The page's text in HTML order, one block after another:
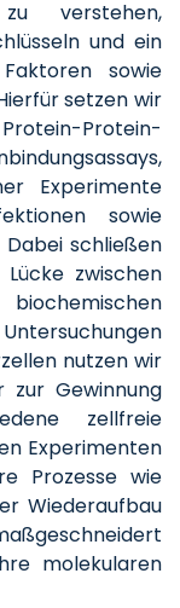
verstehen,
und ein
sowie
setzen wir
Protein-
Experimente
sowie
schließen
zwischen
nutzen wir
zur Gewinnung
zellfreie
Experimenten
Prozesse wie
Wiederaufbau
molekularen